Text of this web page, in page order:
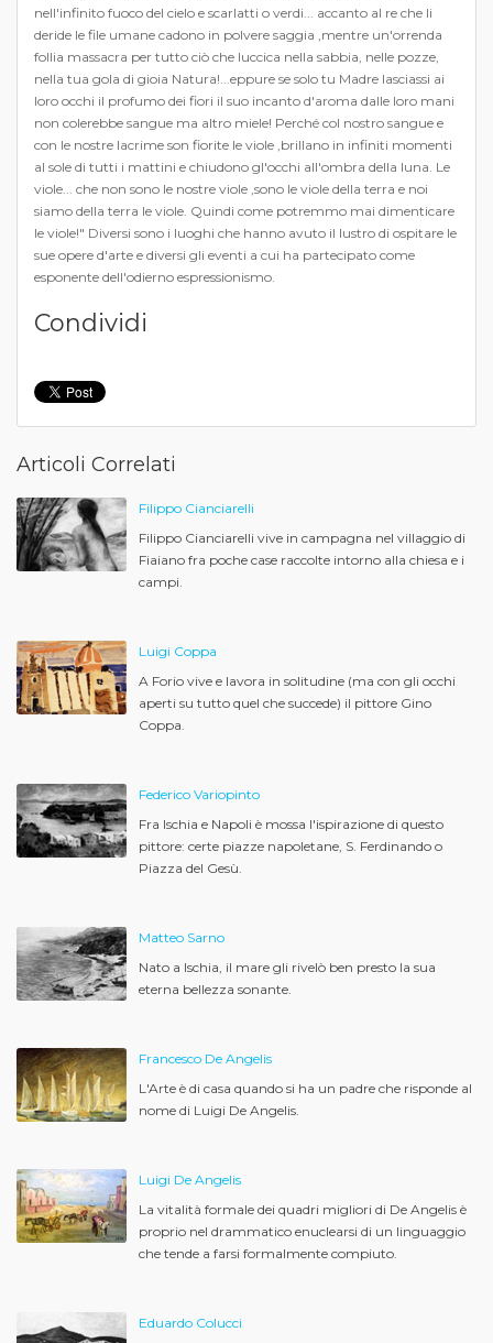
nell'infinito fuoco del cielo e scarlatti o verdi... accanto al re che li
deride le file umane cadono in polvere saggia ,mentre un'orrenda
follia massacra per tutto ciò che luccica nella sabbia, nelle pozze,
nella tua gola di gioia Natura!...eppure se solo tu Madre lasciassi ai
loro occhi il profumo dei fiori il suo incanto d'aroma dalle loro mani
non colerebbe sangue ma altro miele! Perché col nostro sangue e
con le nostre lacrime son fiorite le viole ,brillano in infiniti momenti
al sole di tutti i mattini e chiudono gl'occhi all'ombra della luna. Le
viole... che non sono le nostre viole ,sono le viole della terra e noi
siamo della terra le viole. Quindi come potremmo mai dimenticare
le viole!" Diversi sono i luoghi che hanno avuto il lustro di ospitare le
sue opere d'arte e diversi gli eventi a cui ha partecipato come
esponente dell'odierno espressionismo.
Condividi
Articoli Correlati
Filippo Cianciarelli
Filippo Cianciarelli vive in campagna nel villaggio di
Fiaiano fra poche case raccolte intorno alla chiesa e i
campi.
Luigi Coppa
A Forio vive e lavora in solitudine (ma con gli occhi
aperti su tutto quel che succede) il pittore Gino
Coppa.
Federico Variopinto
Fra Ischia e Napoli è mossa l'ispirazione di questo
pittore: certe piazze napoletane, S. Ferdinando o
Piazza del Gesù.
Matteo Sarno
Nato a Ischia, il mare gli rivelò ben presto la sua
eterna bellezza sonante.
Francesco De Angelis
L'Arte è di casa quando si ha un padre che risponde al
nome di Luigi De Angelis.
Luigi De Angelis
La vitalità formale dei quadri migliori di De Angelis è
proprio nel drammatico enuclearsi di un linguaggio
che tende a farsi formalmente compiuto.
Eduardo Colucci